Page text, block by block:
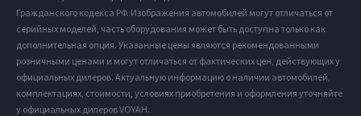
Гражданского кодекса РФ. Изображения автомобилей могут отличаться от
серийных моделей, часть оборудования может быть доступна только как
дополнительная опция. Указанные цены являются рекомендованными
розничными ценами и могут отличаться от фактических цен, действующих у
официальных дилеров. Актуальную информацию о наличии автомобилей,
комплектациях, стоимости, условиях приобретения и оформления уточняйте
у официальных дилеров VOYAH.